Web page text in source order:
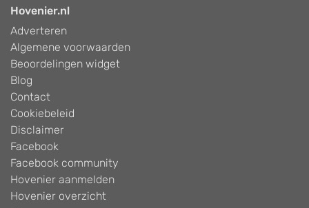
Hovenier.nl
Adverteren
Algemene voorwaarden
Beoordelingen widget
Blog
Contact
Cookiebeleid
Disclaimer
Facebook
Facebook community
Hovenier aanmelden
Hovenier overzicht